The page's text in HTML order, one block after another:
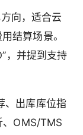
向，适合云
结算场景。
，并提到支持
、出库库位指
、OMS/TMS